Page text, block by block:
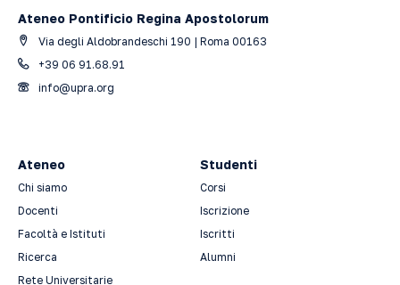
Ateneo Pontificio Regina Apostolorum
Via degli Aldobrandeschi 190 | Roma 00163
+39 06 91.68.91
info@upra.org
Ateneo
Chi siamo
Docenti
Facoltà e Istituti
Ricerca
Rete Universitarie
Studenti
Corsi
Iscrizione
Iscritti
Alumni